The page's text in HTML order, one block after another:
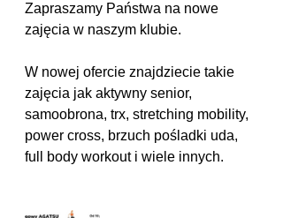
Zapraszamy Państwa na nowe
zajęcia w naszym klubie.
W nowej ofercie znajdziecie takie
zajęcia jak aktywny senior,
samoobrona, trx, stretching mobility,
power cross, brzuch pośladki uda,
full body workout i wiele innych.